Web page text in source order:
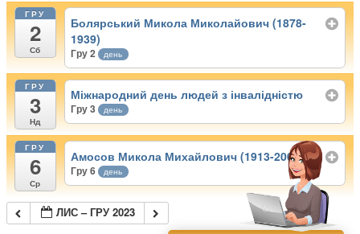
ГРУ
2
Сб
Болярський Микола Миколайович (1878-
1939)
Гру 2 день
ГРУ
3
Нд
Міжнародний день людей з інвалідністю
Гру 3 день
ГРУ
6
Ср
Амосов Микола Михайлович (1913-2002)
Гру 6 день
ЛИС – ГРУ 2023